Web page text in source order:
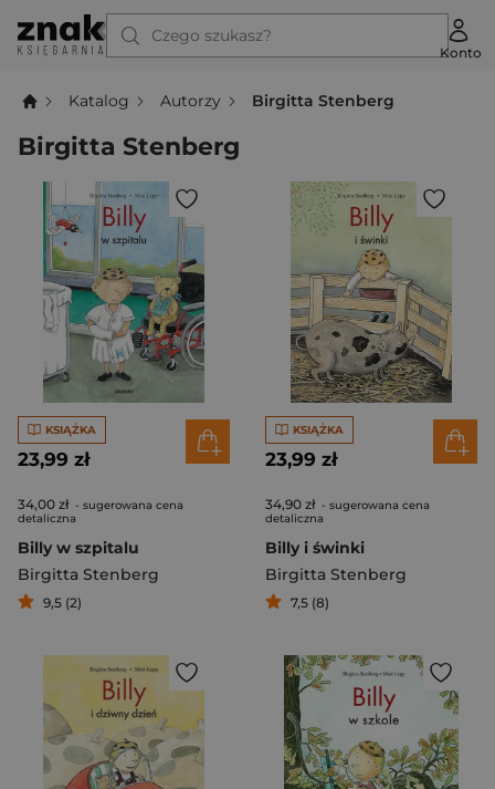
Czego szukasz?
Konto
Katalog Autorzy Birgitta Stenberg
Birgitta Stenberg
KSIĄŻKA
23,99 zł
34,00 zł - sugerowana cena
detaliczna
Billy w szpitalu
Birgitta Stenberg
9,5 (2)
KSIĄŻKA
23,99 zł
34,90 zł - sugerowana cena
detaliczna
Billy i świnki
Birgitta Stenberg
7,5 (8)